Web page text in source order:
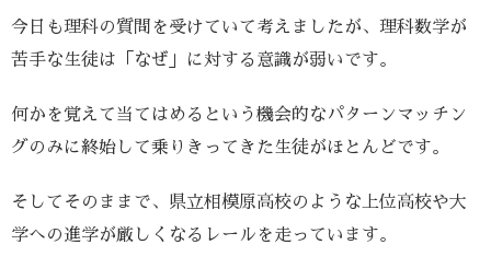
今日も理科の質問を受けていて考えましたが、理科数学が
苦手な生徒は「なぜ」に対する意識が弱いです。
何かを覚えて当てはめるという機会的なパターンマッチン
グのみに終始して乗りきってきた生徒がほとんどです。
そしてそのままで、県立相模原高校のような上位高校や大
学への進学が厳しくなるレールを走っています。